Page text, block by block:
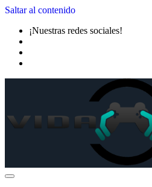
Saltar al contenido
¡Nuestras redes sociales!